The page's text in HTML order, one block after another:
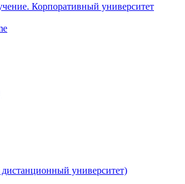
Корпоративный университет
университет)